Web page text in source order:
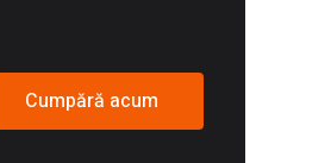
Cumpără acum